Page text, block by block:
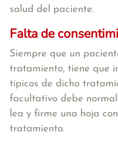
salud del paciente.
Falta de
Siempre que un
tratamiento, tiene que
típicos de dicho
facultativo debe
lea y firme una hoja
tratamiento.